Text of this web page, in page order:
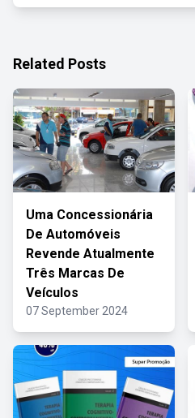
Related Posts
Uma Concessionária
De Automóveis
Revende Atualmente
Três Marcas De
Veículos
07 September 2024